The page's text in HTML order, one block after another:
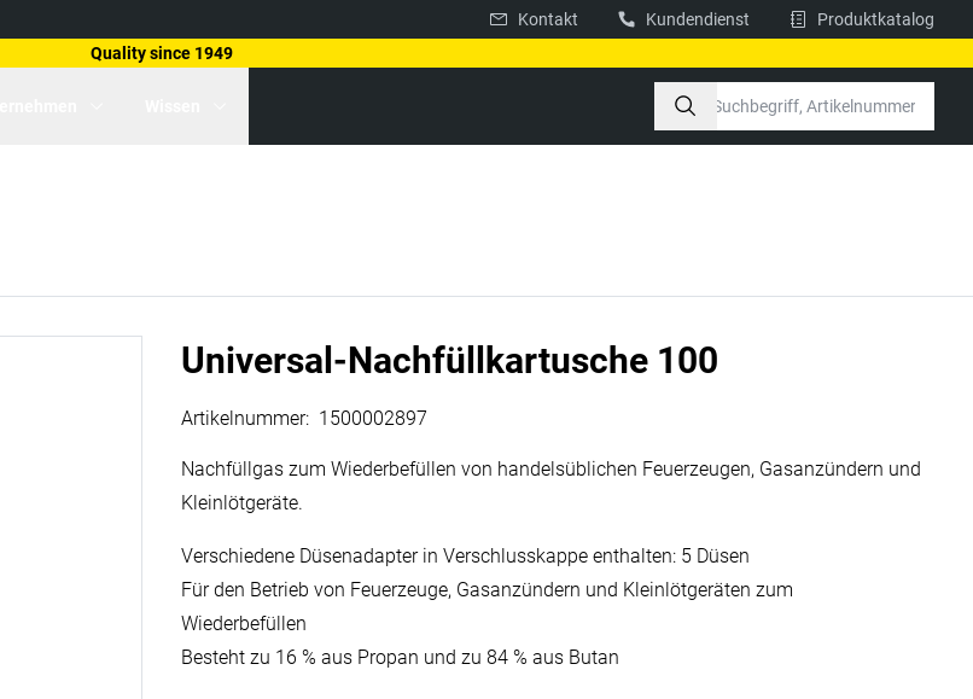
Kontakt Kundendienst
Produktkatalog
Quality since 1949
Universal-Nachfüllkartusche 100
Artikelnummer: 1500002897
Nachfüllgas zum Wiederbefüllen von handelsüblichen Feuerzeugen, Gasanzündern und
Kleinlötgeräte.
Verschiedene Düsenadapter in Verschlusskappe enthalten: 5 Düsen
Für den Betrieb von Feuerzeuge, Gasanzündern und Kleinlötgeräten zum
Wiederbefüllen
Besteht zu 16 % aus Propan und zu 84 % aus Butan